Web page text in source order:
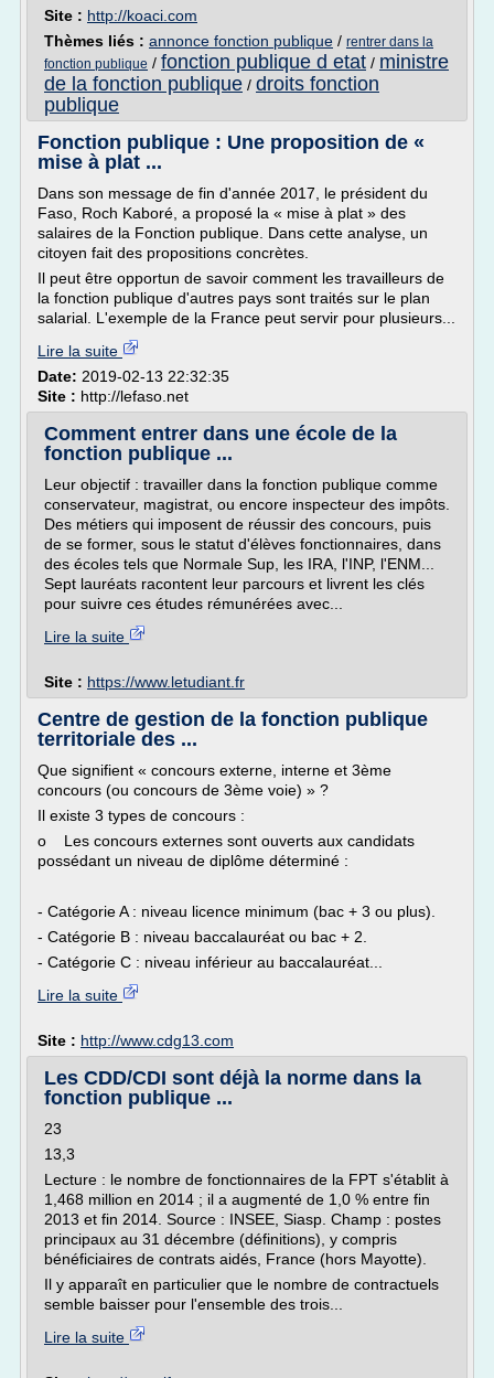
Site : http://koaci.com
Thèmes liés : annonce fonction publique / rentrer dans la
fonction publique / fonction publique d etat / ministre
de la fonction publique / droits fonction
publique
Fonction publique : Une proposition de «
mise à plat ...
Dans son message de fin d'année 2017, le président du
Faso, Roch Kaboré, a proposé la « mise à plat » des
salaires de la Fonction publique. Dans cette analyse, un
citoyen fait des propositions concrètes.
Il peut être opportun de savoir comment les travailleurs de
la fonction publique d'autres pays sont traités sur le plan
salarial. L'exemple de la France peut servir pour plusieurs...
Lire la suite
Date: 2019-02-13 22:32:35
Site : http://lefaso.net
Comment entrer dans une école de la
fonction publique ...
Leur objectif : travailler dans la fonction publique comme
conservateur, magistrat, ou encore inspecteur des impôts.
Des métiers qui imposent de réussir des concours, puis
de se former, sous le statut d'élèves fonctionnaires, dans
des écoles tels que Normale Sup, les IRA, l'INP, l'ENM...
Sept lauréats racontent leur parcours et livrent les clés
pour suivre ces études rémunérées avec...
Lire la suite
Site : https://www.letudiant.fr
Centre de gestion de la fonction publique
territoriale des ...
Que signifient « concours externe, interne et 3ème
concours (ou concours de 3ème voie) » ?
Il existe 3 types de concours :
o Les concours externes sont ouverts aux candidats
possédant un niveau de diplôme déterminé :
- Catégorie A : niveau licence minimum (bac + 3 ou plus).
- Catégorie B : niveau baccalauréat ou bac + 2.
- Catégorie C : niveau inférieur au baccalauréat...
Lire la suite
Site : http://www.cdg13.com
Les CDD/CDI sont déjà la norme dans la
fonction publique ...
23
13,3
Lecture : le nombre de fonctionnaires de la FPT s'établit à
1,468 million en 2014 ; il a augmenté de 1,0 % entre fin
2013 et fin 2014. Source : INSEE, Siasp. Champ : postes
principaux au 31 décembre (définitions), y compris
bénéficiaires de contrats aidés, France (hors Mayotte).
Il y apparaît en particulier que le nombre de contractuels
semble baisser pour l'ensemble des trois...
Lire la suite